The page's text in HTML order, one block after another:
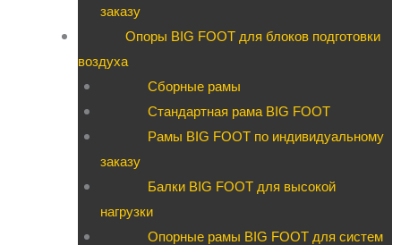
заказу
Опоры BIG FOOT для блоков подготовки
воздуха
Сборные рамы
Стандартная рама BIG FOOT
Рамы BIG FOOT по индивидуальному
заказу
Балки BIG FOOT для высокой
нагрузки
Опорные рамы BIG FOOT для систем